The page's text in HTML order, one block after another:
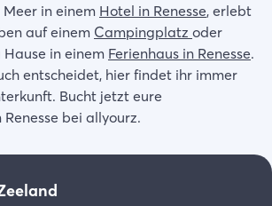
in einem Hotel in Renesse, erlebt
auf einem Campingplatz oder
in einem Ferienhaus in Renesse.
entscheidet, hier findet ihr immer
Bucht jetzt eure
bei allyourz.